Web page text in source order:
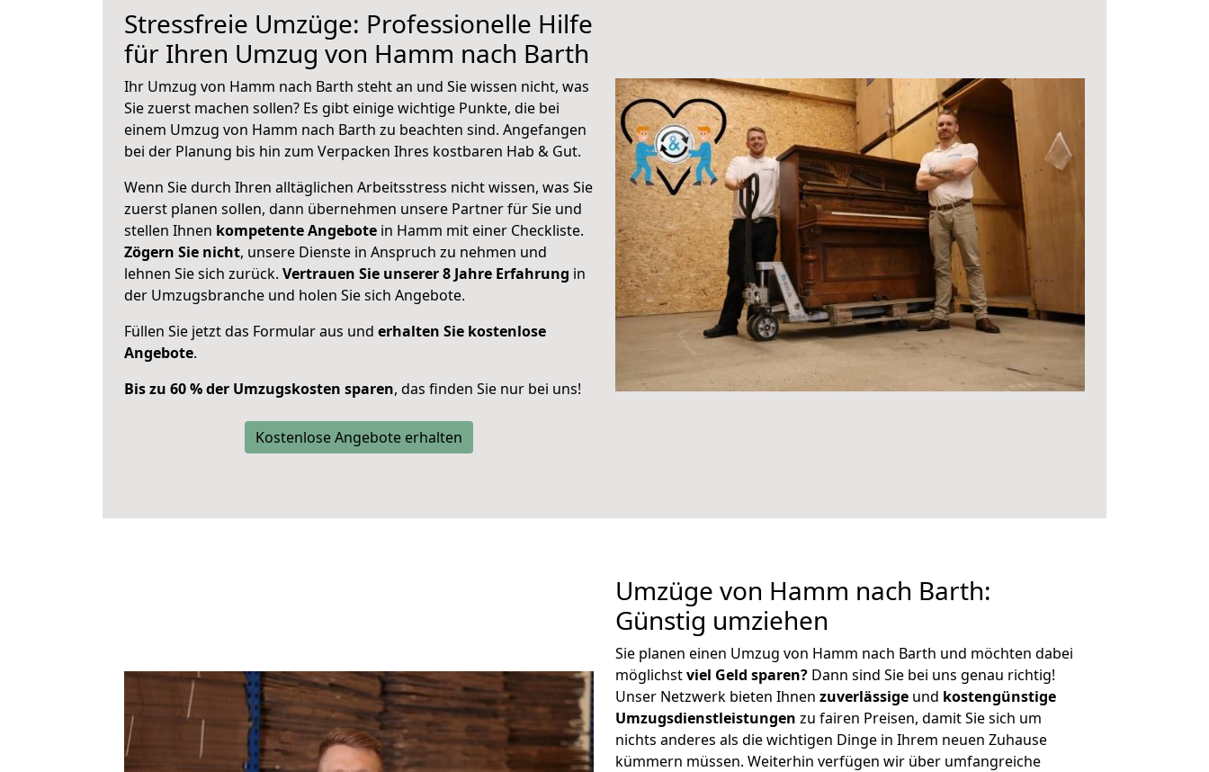
Stressfreie Umzüge: Professionelle Hilfe
für Ihren Umzug von Hamm nach Barth
Ihr Umzug von Hamm nach Barth steht an und Sie wissen nicht, was
Sie zuerst machen sollen? Es gibt einige wichtige Punkte, die bei
einem Umzug von Hamm nach Barth zu beachten sind. Angefangen
bei der Planung bis hin zum Verpacken Ihres kostbaren Hab & Gut.
Wenn Sie durch Ihren alltäglichen Arbeitsstress nicht wissen, was Sie
zuerst planen sollen, dann übernehmen unsere Partner für Sie und
stellen Ihnen kompetente Angebote in Hamm mit einer Checkliste.
Zögern Sie nicht, unsere Dienste in Anspruch zu nehmen und
lehnen Sie sich zurück. Vertrauen Sie unserer 8 Jahre Erfahrung in
der Umzugsbranche und holen Sie sich Angebote.
Füllen Sie jetzt das Formular aus und erhalten Sie kostenlose
Angebote.
Bis zu 60 % der Umzugskosten sparen, das finden Sie nur bei uns!
Kostenlose Angebote erhalten
Umzüge von Hamm nach Barth:
Günstig umziehen
Sie planen einen Umzug von Hamm nach Barth und möchten dabei
möglichstviel Geld sparen? Dann sind Sie bei uns genau richtig!
Unser Netzwerk bieten Ihnen zuverlässige und kostengünstige
Umzugsdienstleistungen zu fairen Preisen, damit Sie sich um
nichts anderes als die wichtigen Dinge in Ihrem neuen Zuhause
kümmern müssen. Weiterhin verfügen wir über umfangreiche